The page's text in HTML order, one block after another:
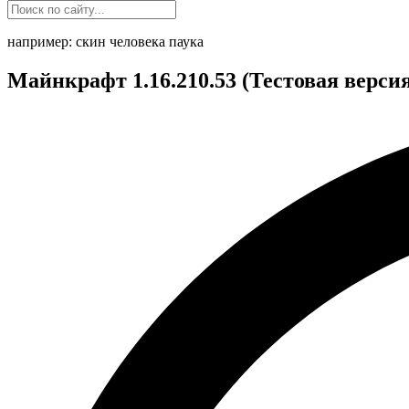
например: скин человека паука
Майнкрафт 1.16.210.53 (Тестовая